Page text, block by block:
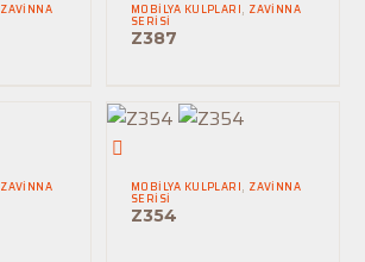
ZAVINNA MOBILYA KULPLARI, ZAVINNA
SERISI
Z387
ZAVINNA
Z354
MOBILYA KULPLARI, ZAVINNA
SERISI
Z354